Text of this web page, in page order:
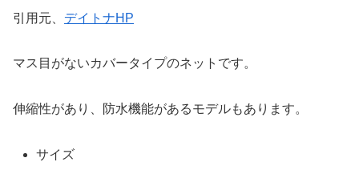
引用元、 デイトナHP
マス目がないカバータイプのネットです。
伸縮性があり、防水機能があるモデルもあります。
サイズ